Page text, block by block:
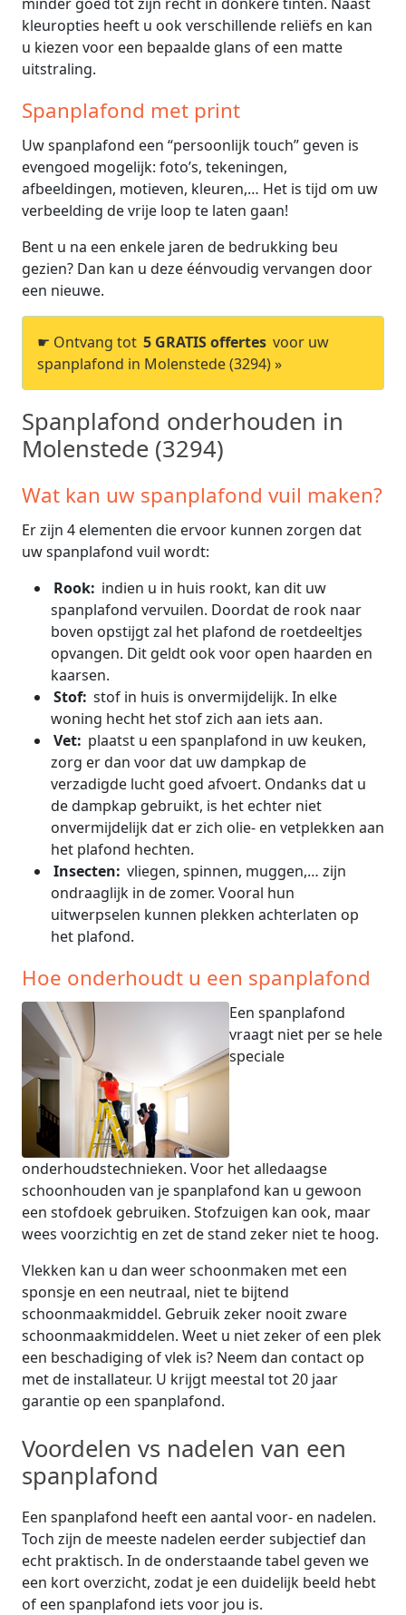
kleuropties heeft u ook verschillende reliëfs en kan
u kiezen voor een bepaalde glans of een matte
uitstraling.
Spanplafond met print
Uw spanplafond een “persoonlijk touch” geven is
evengoed mogelijk: foto’s, tekeningen,
afbeeldingen, motieven, kleuren,… Het is tijd om uw
verbeelding de vrije loop te laten gaan!
Bent u na een enkele jaren de bedrukking beu
gezien? Dan kan u deze éénvoudig vervangen door
een nieuwe.
☛ Ontvang tot 5 GRATIS offertes voor uw
spanplafond in Molenstede (3294) »
Spanplafond onderhouden in
Molenstede (3294)
Wat kan uw spanplafond vuil maken?
Er zijn 4 elementen die ervoor kunnen zorgen dat
uw spanplafond vuil wordt:
Rook: indien u in huis rookt, kan dit uw
spanplafond vervuilen. Doordat de rook naar
boven opstijgt zal het plafond de roetdeeltjes
opvangen. Dit geldt ook voor open haarden en
kaarsen.
Stof: stof in huis is onvermijdelijk. In elke
woning hecht het stof zich aan iets aan.
Vet: plaatst u een spanplafond in uw keuken,
zorg er dan voor dat uw dampkap de
verzadigde lucht goed afvoert. Ondanks dat u
de dampkap gebruikt, is het echter niet
onvermijdelijk dat er zich olie- en vetplekken aan
het plafond hechten.
Insecten: vliegen, spinnen, muggen,… zijn
ondraaglijk in de zomer. Vooral hun
uitwerpselen kunnen plekken achterlaten op
het plafond.
Hoe onderhoudt u een spanplafond
Een spanplafond
vraagt niet per se hele
speciale
onderhoudstechnieken. Voor het alledaagse
schoonhouden van je spanplafond kan u gewoon
een stofdoek gebruiken. Stofzuigen kan ook, maar
wees voorzichtig en zet de stand zeker niet te hoog.
Vlekken kan u dan weer schoonmaken met een
sponsje en een neutraal, niet te bijtend
schoonmaakmiddel. Gebruik zeker nooit zware
schoonmaakmiddelen. Weet u niet zeker of een plek
een beschadiging of vlek is? Neem dan contact op
met de installateur. U krijgt meestal tot 20 jaar
garantie op een spanplafond.
Voordelen vs nadelen van een
spanplafond
Een spanplafond heeft een aantal voor- en nadelen.
Toch zijn de meeste nadelen eerder subjectief dan
echt praktisch. In de onderstaande tabel geven we
een kort overzicht, zodat je een duidelijk beeld hebt
of een spanplafond iets voor jou is.